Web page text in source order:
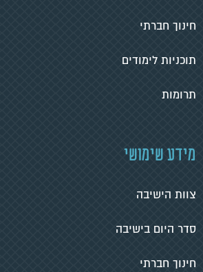
חינוך חברתי
תוכניות לימודים
תרומות
מידע שימושי
צוות הישיבה
סדר היום בישיבה
חינוך חברתי